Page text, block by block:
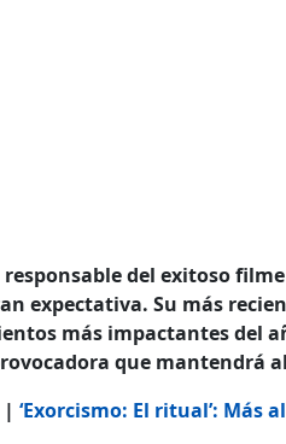
del exitoso filme
expectativa. Su más
más impactantes del
que mantendrá
| ‘Exorcismo: El ritual’: Más